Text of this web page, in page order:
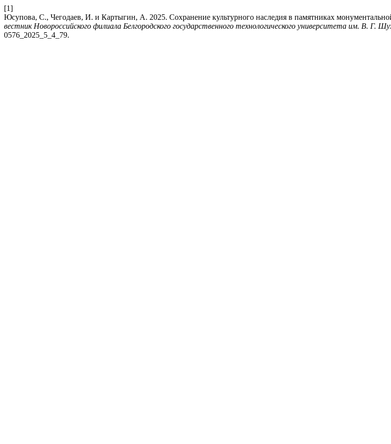
[1]
Юсупова, С., Чегодаев, И. и Картыгин, А. 2025. Сохранение культурного наследия в памятниках
вестник Новороссийского филиала Белгородского государственного технологического университета им. В. Г.
0576_2025_5_4_79.